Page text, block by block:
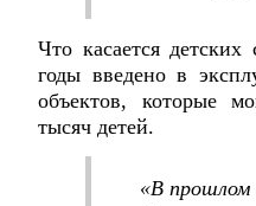
Что касается
годы введено в
объектов, которые
тысяч детей.
«В прошлом